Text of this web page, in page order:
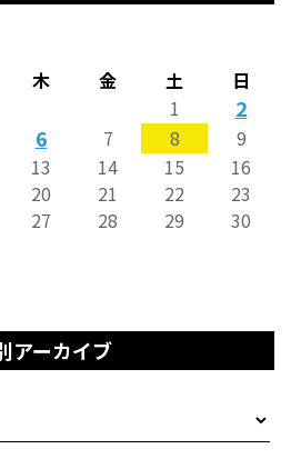
木 金 土 日
1 2
6 7 8
9
13 14 15
16
20 21 22
23
27 28 29
30
アーカイブ